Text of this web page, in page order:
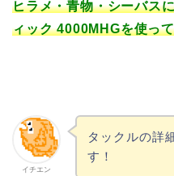
ヒラメ・青物・シーバス
ィック 4000MHGを使っ
イチエン
タックルの詳
す！